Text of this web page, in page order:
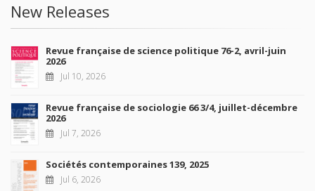
New Releases
Revue française de science politique 76-2, avril-juin
2026
Jul 10, 2026
Revue française de sociologie 66 3/4, juillet-décembre
2026
Jul 7, 2026
Sociétés contemporaines 139, 2025
Jul 6, 2026